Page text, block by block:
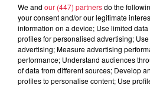
au9
Lieu ROUFFACH
We and our (447) partnersdo the
your consent and/or our legitimate
information on a device; Use limited
profiles for personalised advertising;
advertising; Measure advertising
performance; Understand audiences
of data from different sources; Develop
profiles to personalise content; Use